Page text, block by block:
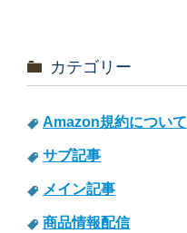
カテゴリー
Amazon規約について
サブ記事
メイン記事
商品情報配信